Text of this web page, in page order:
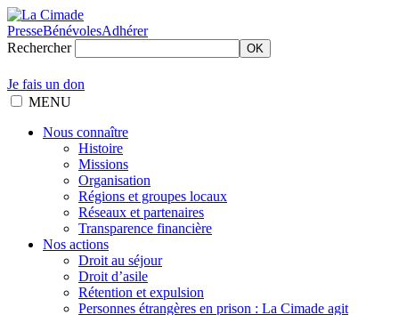
PresseBénévolesAdhérer
Rechercher
OK
Je fais un don
MENU
Nous connaître
Histoire
Missions
Organisation
Régions et groupes locaux
Réseaux et partenaires
Transparence financière
Nos actions
Droit au séjour
Droit d’asile
Rétention et expulsion
Personnes étrangères en prison : La Cimade agit